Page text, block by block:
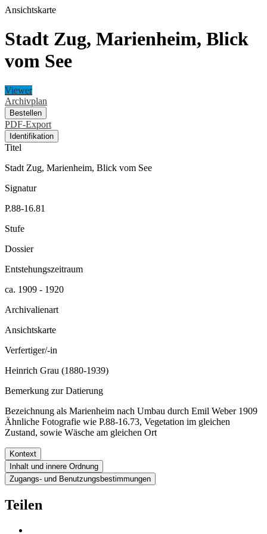
Ansichtskarte
Stadt Zug, Marienheim, Blick
vom See
Viewer
Archivplan
Bestellen
PDF-Export
Identifikation
Titel
Stadt Zug, Marienheim, Blick vom See
Signatur
P.88-16.81
Stufe
Dossier
Entstehungszeitraum
ca. 1909 - 1920
Archivalienart
Ansichtskarte
Verfertiger/-in
Heinrich Grau (1880-1939)
Bemerkung zur Datierung
Bezeichnung als Marienheim nach Umbau durch Emil Weber 1909
Ähnliche Fotografie wie P.88-16.73, Vegetation im gleichen
Zustand, sowie Wäsche am gleichen Ort
Kontext
Inhalt und innere Ordnung
Zugangs- und Benutzungsbestimmungen
Teilen